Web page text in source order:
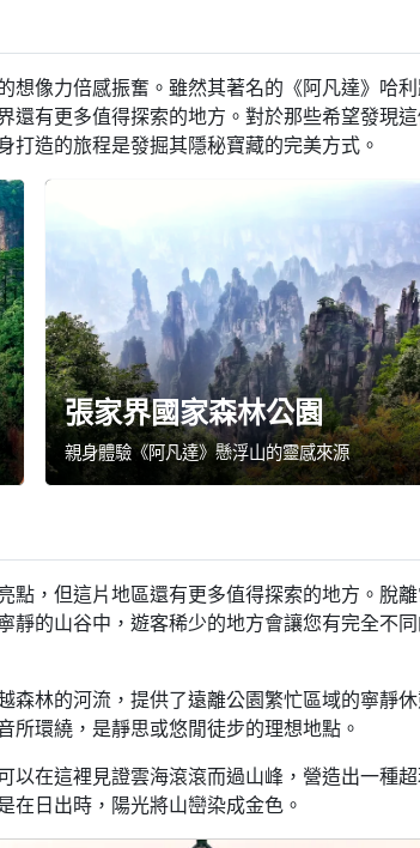
想像力倍感振奮。雖然其著名的《阿凡達》哈
還有更多值得探索的地方。對於那些希望發現
打造的旅程是發掘其隱秘寶藏的完美方式。
張家界國家森林公園
親身體驗《阿凡達》懸浮山的靈感來源
點，但這片地區還有更多值得探索的地方。脫
靜的山谷中，遊客稀少的地方會讓您有完全不
林的河流，提供了遠離公園繁忙區域的寧靜休
所環繞，是靜思或悠閒徒步的理想地點。
以在這裡見證雲海滾滾而過山峰，營造出一種
在日出時，陽光將山巒染成金色。